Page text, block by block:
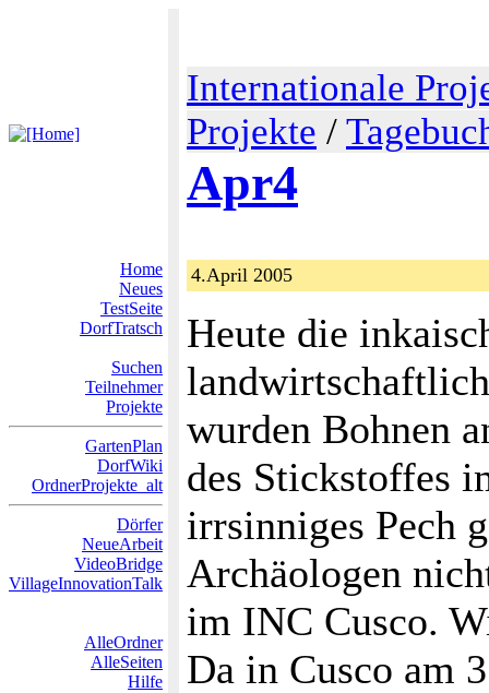
Internationale
Projekte /
Apr4
Home
Neues
TestSeite
DorfTratsch
Suchen
Teilnehmer
Projekte
GartenPlan
DorfWiki
OrdnerProjekte_alt
Dörfer
NeueArbeit
VideoBridge
VillageInnovationTalk
AlleOrdner
AlleSeiten
Hilfe
4.April 2005
Heute die
wurden Bohnen
des Stickstoffes
irrsinniges Pech
Archäologen
im INC Cusco.
Da in Cusco am